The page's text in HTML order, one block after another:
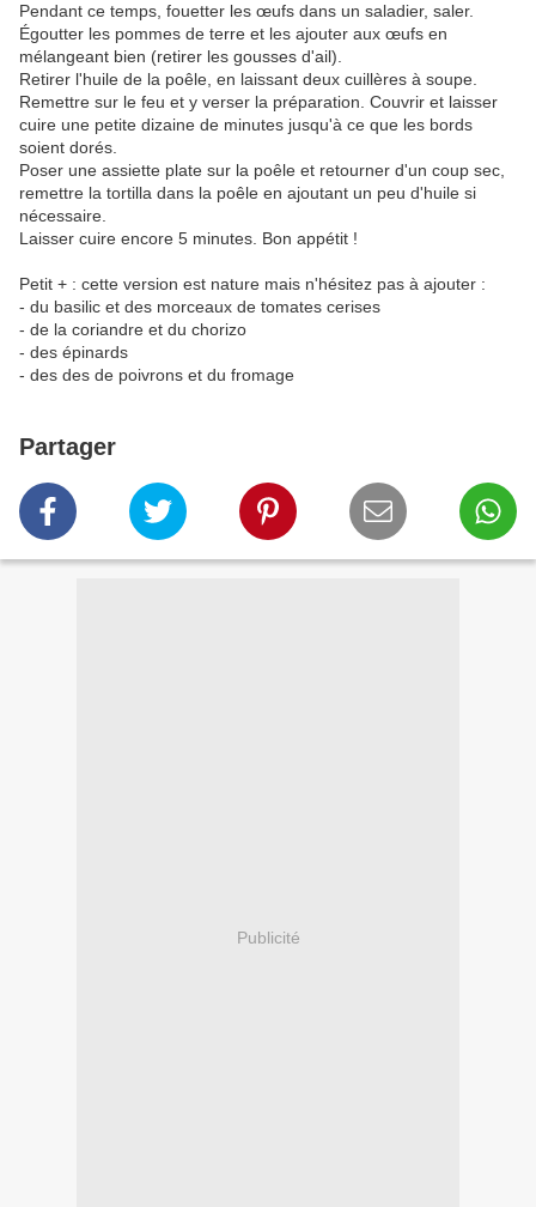
Pendant ce temps, fouetter les œufs dans un saladier, saler.
Égoutter les pommes de terre et les ajouter aux œufs en
mélangeant bien (retirer les gousses d'ail).
Retirer l'huile de la poêle, en laissant deux cuillères à soupe.
Remettre sur le feu et y verser la préparation. Couvrir et laisser
cuire une petite dizaine de minutes jusqu'à ce que les bords
soient dorés.
Poser une assiette plate sur la poêle et retourner d'un coup sec,
remettre la tortilla dans la poêle en ajoutant un peu d'huile si
nécessaire.
Laisser cuire encore 5 minutes. Bon appétit !
Petit + : cette version est nature mais n'hésitez pas à ajouter :
- du basilic et des morceaux de tomates cerises
- de la coriandre et du chorizo
- des épinards
- des des de poivrons et du fromage
Partager
Publicité